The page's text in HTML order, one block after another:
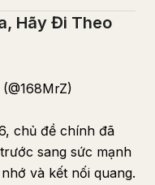
Hãy Đi Theo
chủ đề chính đã
sang sức mạnh
và kết nối quang.